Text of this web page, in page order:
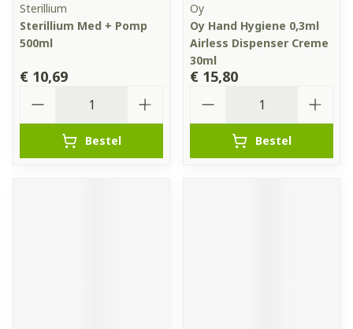
Sterillium
Sterillium Med + Pomp
500ml
€ 10,69
Bestel
Oy
Oy Hand Hygiene 0,3ml
Airless Dispenser Creme
30ml
€ 15,80
Bestel